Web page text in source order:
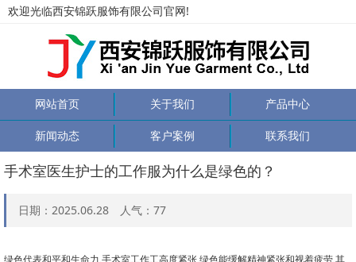
欢迎光临西安锦跃服饰有限公司官网!
网站首页 关于我们 产品中心
新闻动态 客户案例 联系我们
手术室医生护士的工作服为什么是绿色的？
日期：2025.06.28 人气： 77
绿色代表和平和生命力,手术室工作工高度紧张.绿色能缓解精神紧张和视着疲劳.其